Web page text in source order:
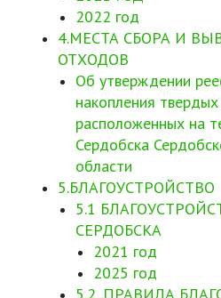
2022 год
4.МЕСТА СБОРА И
ОТХОДОВ
Об утверждении
накопления
расположенных на
Сердобска
области
5.БЛАГОУСТРОЙСТВО
5.1
СЕРДОБСКА
2021 год
2025 год